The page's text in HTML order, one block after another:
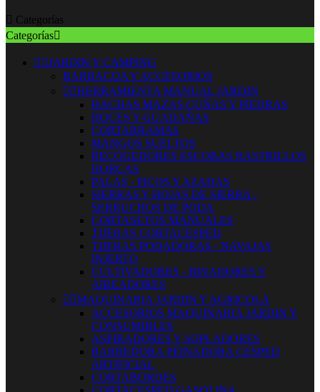
 Categorías
Categorías
 JARDIN Y CAMPING
BARBACOA Y ACCESORIOS
 HERRAMIENTA MANUAL JARDIN
HACHAS MAZAS CUÑAS Y PIEDRAS
HOCES Y GUADAÑAS
CORTARRAMAS
MANGOS SUELTOS
RECOGEDORES ESCOBAS RASTRILLOS
HORCAS
PALAS - PICOS Y AZADAS
SIERRAS Y HOJAS DE SIERRA -
SERRUCHOS DE PODA
CORTASETOS MANUALES
TIJERAS CORTACESPED
TIJERAS PODADORAS - NAVAJAS
INJERTO
CULTIVADORES - BINADORES Y
AIREADORES
 MAQUINARIA JARDIN Y AGRICOLA
ACCESORIOS MAQUINARIA JARDIN Y
CONSUMIBLES
ASPIRADORES Y SOPLADORES
BARREDORA PEINADORA CESPED
ARTIFICIAL
CORTABORDES